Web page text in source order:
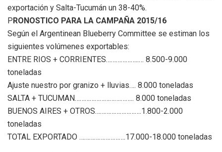
exportación y Salta-Tucumán un 38-40%.
PRONOSTICO PARA LA CAMPAÑA 2015/16
Según el Argentinean Blueberry Committee se estiman los
siguientes volúmenes exportables:
ENTRE RIOS + CORRIENTES………………..… 8.500-9.000
toneladas
Ajuste nuestro por granizo + lluvias…. 8.000 toneladas
SALTA + TUCUMAN……………………….…….. 8.000 toneladas
BUENOS AIRES + OTROS……………………….1.800-2.000
toneladas
TOTAL EXPORTADO ……………………….17.000-18.000 toneladas